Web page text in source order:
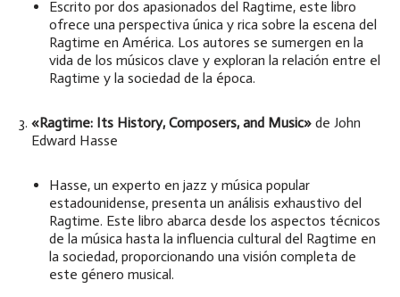
Escrito por dos apasionados del Ragtime, este libro
ofrece una perspectiva única y rica sobre la escena del
Ragtime en América. Los autores se sumergen en la
vida de los músicos clave y exploran la relación entre el
Ragtime y la sociedad de la época.
«Ragtime: Its History, Composers, and Music» de John
Edward Hasse
Hasse, un experto en jazz y música popular
estadounidense, presenta un análisis exhaustivo del
Ragtime. Este libro abarca desde los aspectos técnicos
de la música hasta la influencia cultural del Ragtime en
la sociedad, proporcionando una visión completa de
este género musical.